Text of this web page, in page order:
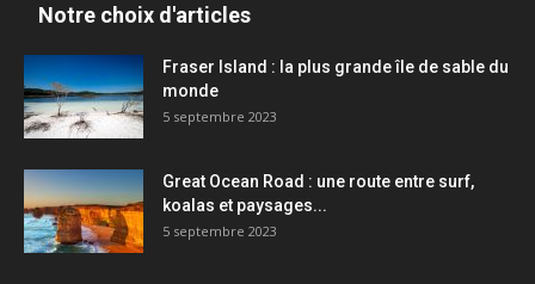
Notre choix d'articles
Fraser Island : la plus grande île de sable du
monde
5 septembre 2023
Great Ocean Road : une route entre surf,
koalas et paysages...
5 septembre 2023